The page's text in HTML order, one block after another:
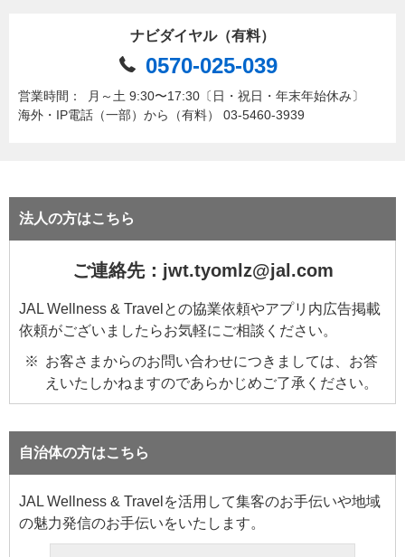
ナビダイヤル（有料）
0570-025-039
営業時間：
月～土 9:30〜17:30〔日・祝日・年末年始休み〕
海外・IP電話（一部）から（有料） 03-5460-3939
法人の方はこちら
ご連絡先：jwt.tyomlz@jal.com
JAL Wellness & Travelとの協業依頼やアプリ内広告掲載
依頼がございましたらお気軽にご相談ください。
お客さまからのお問い合わせにつきましては、お答
えいたしかねますのであらかじめご了承ください。
自治体の方はこちら
JAL Wellness & Travelを活用して集客のお手伝いや地域
の魅力発信のお手伝いをいたします。